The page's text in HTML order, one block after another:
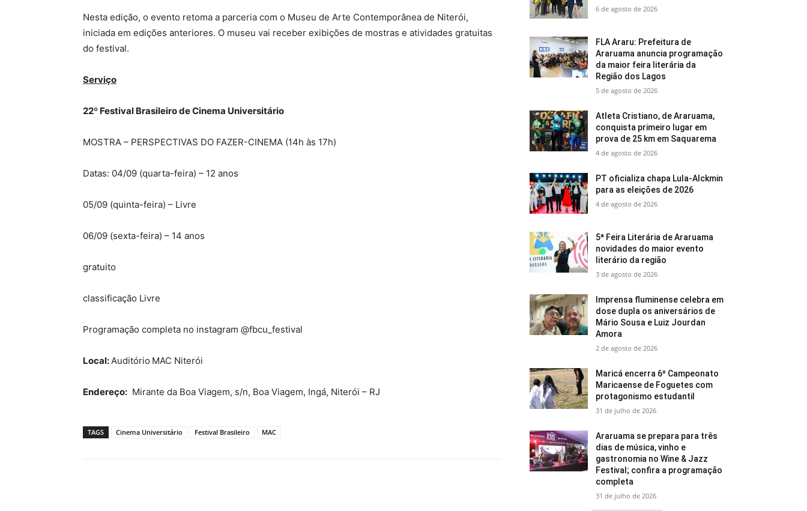
Nesta edição, o evento retoma a parceria com o Museu de Arte Contemporânea de Niterói,
iniciada em edições anteriores. O museu vai receber exibições de mostras e atividades gratuitas
do festival.
Serviço
22º Festival Brasileiro de Cinema Universitário
MOSTRA – PERSPECTIVAS DO FAZER-CINEMA (14h às 17h)
Datas: 04/09 (quarta-feira) – 12 anos
05/09 (quinta-feira) – Livre
06/09 (sexta-feira) – 14 anos
gratuito
classificação Livre
Programação completa no instagram @fbcu_festival
Local: Auditório MAC Niterói
Endereço: Mirante da Boa Viagem, s/n, Boa Viagem, Ingá, Niterói – RJ
TAGS Cinema Universitário Festival Brasileiro MAC
6 de agosto de 2026
FLA Araru: Prefeitura de
Araruama anuncia programação
da maior feira literária da
Região dos Lagos
5 de agosto de 2026
Atleta Cristiano, de Araruama,
conquista primeiro lugar em
prova de 25 km em Saquarema
4 de agosto de 2026
PT oficializa chapa Lula-Alckmin
para as eleições de 2026
4 de agosto de 2026
5ª Feira Literária de Araruama
novidades do maior evento
literário da região
3 de agosto de 2026
Imprensa fluminense celebra em
dose dupla os aniversários de
Mário Sousa e Luiz Jourdan
Amora
2 de agosto de 2026
Maricá encerra 6º Campeonato
Maricaense de Foguetes com
protagonismo estudantil
31 de julho de 2026
Araruama se prepara para três
dias de música, vinho e
gastronomia no Wine & Jazz
Festival; confira a programação
completa
31 de julho de 2026